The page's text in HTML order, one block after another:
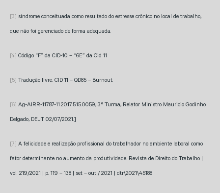
[3] síndrome conceituada como resultado do estresse crônico no local de trabalho,
que não foi gerenciado de forma adequada.
[4] Código “F” da CID-10 – “6E” da Cid 11
[5] Tradução livre. CID 11 – QD85 – Burnout.
[6] Ag-AIRR-11787-11.2017.5.15.0059, 3ª Turma, Relator Ministro Mauricio Godinho
Delgado, DEJT 02/07/2021.]
[7] A felicidade e realização profissional do trabalhador no ambiente laboral como
fator determinante no aumento da produtividade. Revista de Direito do Trabalho |
vol. 219/2021 | p. 119 – 138 | set – out / 2021 | dtr\2021\45188